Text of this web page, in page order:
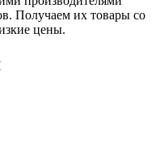
Получаем их товары со
цены.